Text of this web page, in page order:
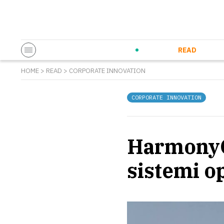
READ
HOME > READ > CORPORATE INNOVATION
CORPORATE INNOVATION
sistemi